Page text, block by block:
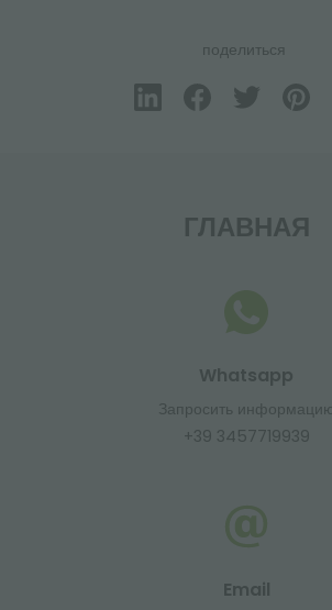
поделиться
ГЛАВНАЯ
Whatsapp
Запросить информацию
+39 3457719939
Email